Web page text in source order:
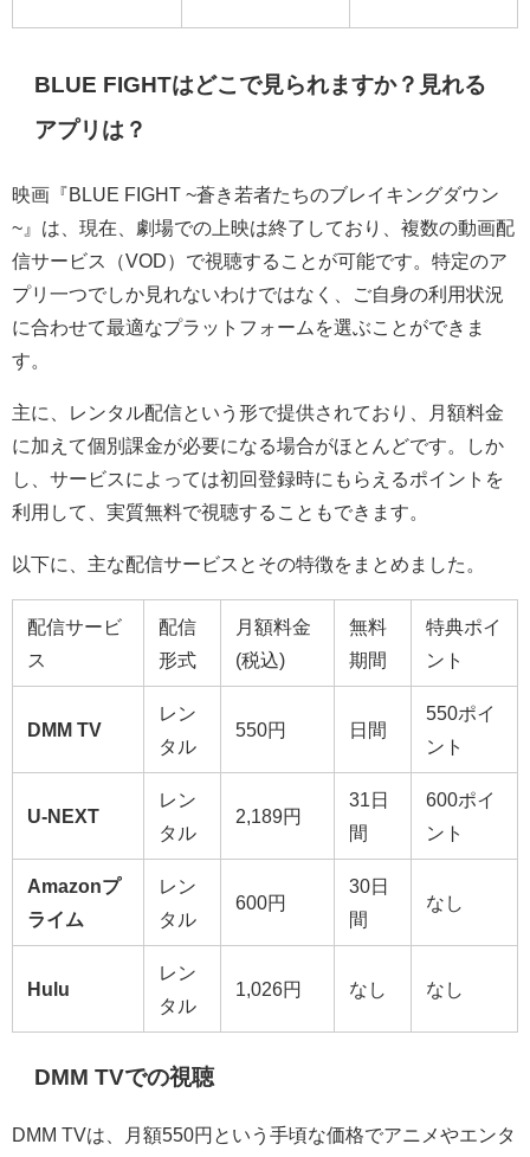
BLUE FIGHTはどこで見られますか？見れる
アプリは？
映画『BLUE FIGHT ~蒼き若者たちのブレイキングダウン
~』は、現在、劇場での上映は終了しており、複数の動画配
信サービス（VOD）で視聴することが可能です。特定のア
プリ一つでしか見れないわけではなく、ご自身の利用状況
に合わせて最適なプラットフォームを選ぶことができま
す。
主に、レンタル配信という形で提供されており、月額料金
に加えて個別課金が必要になる場合がほとんどです。しか
し、サービスによっては初回登録時にもらえるポイントを
利用して、実質無料で視聴することもできます。
以下に、主な配信サービスとその特徴をまとめました。
配信サービ
ス
配信
形式
月額料金
(税込)
無料
期間
特典ポイ
ント
DMM TV
レン
タル
550円 日間
550ポイ
ント
U-NEXT
レン
タル
2,189円
31日
間
600ポイ
ント
Amazonプ
ライム
レン
タル
600円
30日
間
なし
Hulu
レン
タル
1,026円 なし なし
DMM TVでの視聴
DMM TVは、月額550円という手頃な価格でアニメやエンタ